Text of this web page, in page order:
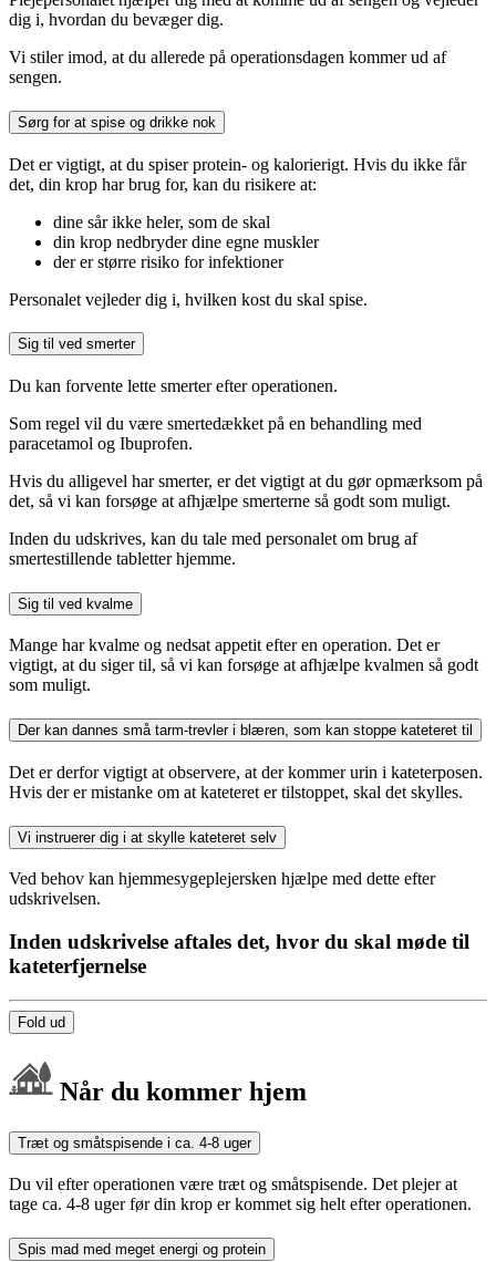
dig i, hvordan du bevæger dig.
Vi stiler imod, at du allerede på operationsdagen kommer ud af
sengen.
Sørg for at spise og drikke nok
Det er vigtigt, at du spiser protein- og kalorierigt. Hvis du ikke får
det, din krop har brug for, kan du risikere at:
dine sår ikke heler, som de skal
din krop nedbryder dine egne muskler
der er større risiko for infektioner
Personalet vejleder dig i, hvilken kost du skal spise.
Sig til ved smerter
Du kan forvente lette smerter efter operationen.
Som regel vil du være smertedækket på en behandling med
paracetamol og Ibuprofen.
Hvis du alligevel har smerter, er det vigtigt at du gør opmærksom på
det, så vi kan forsøge at afhjælpe smerterne så godt som muligt.
Inden du udskrives, kan du tale med personalet om brug af
smertestillende tabletter hjemme.
Sig til ved kvalme
Mange har kvalme og nedsat appetit efter en operation. Det er
vigtigt, at du siger til, så vi kan forsøge at afhjælpe kvalmen så godt
som muligt.
Der kan dannes små tarm-trevler i blæren, som kan stoppe kateteret til
Det er derfor vigtigt at observere, at der kommer urin i kateterposen.
Hvis der er mistanke om at kateteret er tilstoppet, skal det skylles.
Vi instruerer dig i at skylle kateteret selv
Ved behov kan hjemmesygeplejersken hjælpe med dette efter
udskrivelsen.
Inden udskrivelse aftales det, hvor du skal møde til
kateterfjernelse
Fold ud
Når du kommer hjem
Træt og småtspisende i ca. 4-8 uger
Du vil efter operationen være træt og småtspisende. Det plejer at
tage ca. 4-8 uger før din krop er kommet sig helt efter operationen.
Spis mad med meget energi og protein